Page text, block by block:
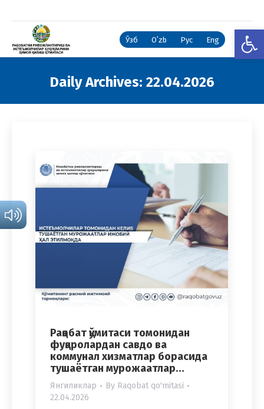
Ўзб Oʻzb Рус Eng
Daily Archives: 22.04.2026
Рақобат қўмитаси томонидан
фуқаролардан савдо ва
коммунал хизматлар борасида
тушаётган мурожаатлар…
Янгиликлар By Raqobat qo'mitasi
22.04.2026